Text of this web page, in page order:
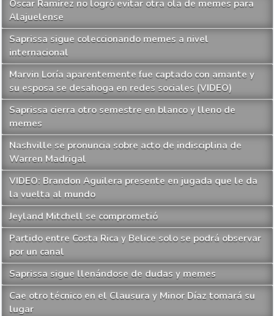
Óscar Ramírez no logró evitar otra ola de memes para
Alajuelense
Saprissa sigue coleccionando memes a nivel
internacional
Marvin Loría aparentemente fue captado con amante y
su esposa se desahoga en redes sociales (VIDEO)
Saprissa cierra otro semestre en blanco y lleno de
memes
Nashville se pronuncia sobre acto de indisciplina de
Warren Madrigal
VIDEO: Brandon Aguilera presente en jugada que le da
la vuelta al mundo
Jeyland Mitchell se comprometió
Partido entre Costa Rica y Belice solo se podrá observar
por un canal
Saprissa sigue llenándose de dudas y memes
Cae otro técnico en el Clausura y Minor Díaz tomará su
lugar